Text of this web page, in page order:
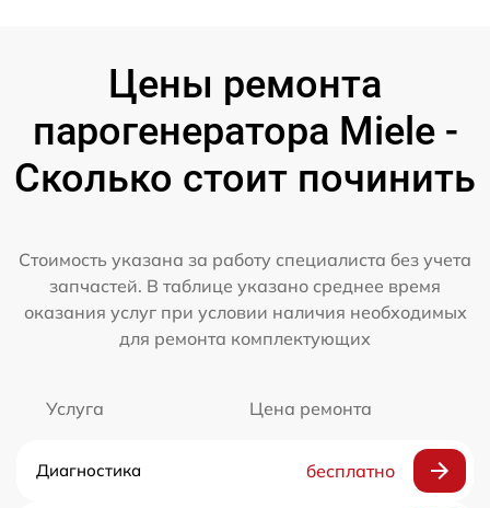
Цены ремонта
парогенератора Miele -
Сколько стоит починить
Стоимость указана за работу специалиста без учета
запчастей. В таблице указано среднее время
оказания услуг при условии наличия необходимых
для ремонта комплектующих
Услуга Цена ремонта
Диагностика бесплатно